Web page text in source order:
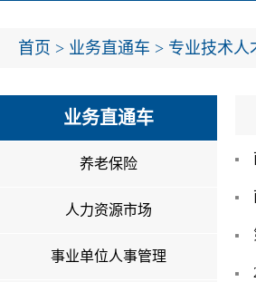
首页 > 业务直通车 > 专业技术人
业务直通车
养老保险
人力资源市场
事业单位人事管理